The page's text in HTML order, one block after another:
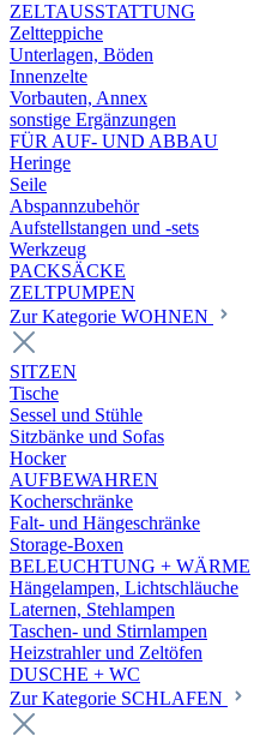
ZELTAUSSTATTUNG
Zeltteppiche
Unterlagen, Böden
Innenzelte
Vorbauten, Annex
sonstige Ergänzungen
FÜR AUF- UND ABBAU
Heringe
Seile
Abspannzubehör
Aufstellstangen und -sets
Werkzeug
PACKSÄCKE
ZELTPUMPEN
Zur Kategorie WOHNEN
SITZEN
Tische
Sessel und Stühle
Sitzbänke und Sofas
Hocker
AUFBEWAHREN
Kocherschränke
Falt- und Hängeschränke
Storage-Boxen
BELEUCHTUNG + WÄRME
Hängelampen, Lichtschläuche
Laternen, Stehlampen
Taschen- und Stirnlampen
Heizstrahler und Zeltöfen
DUSCHE + WC
Zur Kategorie SCHLAFEN